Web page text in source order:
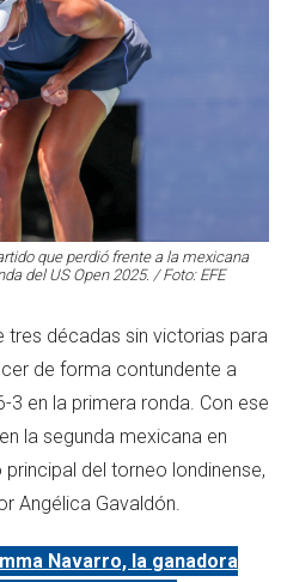
que perdió frente a la mexicana
del US Open 2025. / Foto: EFE
tres décadas sin victorias para
de forma contundente a
3 en la primera ronda. Con ese
la segunda mexicana en
del torneo londinense,
Angélica Gavaldón.
Navarro, la ganadora